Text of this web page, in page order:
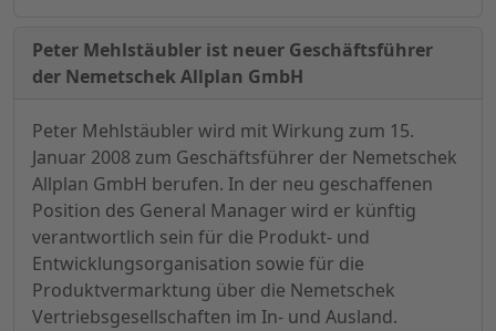
Peter Mehlstäubler ist neuer Geschäftsführer
der Nemetschek Allplan GmbH
Peter Mehlstäubler wird mit Wirkung zum 15.
Januar 2008 zum Geschäftsführer der Nemetschek
Allplan GmbH berufen. In der neu geschaffenen
Position des General Manager wird er künftig
verantwortlich sein für die Produkt- und
Entwicklungsorganisation sowie für die
Produktvermarktung über die Nemetschek
Vertriebsgesellschaften im In- und Ausland.